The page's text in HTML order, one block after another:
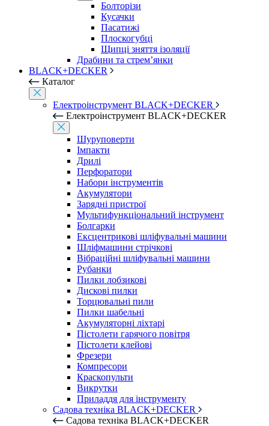
Болторізи
Кусачки
Пасатижі
Плоскогубці
Щипці зняття ізоляції
Драбини та стрем’янки
BLACK+DECKER
Каталог
Електроінструмент BLACK+DECKER
Електроінструмент BLACK+DECKER
Шуруповерти
Імпакти
Дрилі
Перфоратори
Набори інструментів
Акумулятори
Зарядні пристрої
Мультифункціональний інструмент
Болгарки
Ексцентрикові шліфувальні машини
Шліфмашини стрічкові
Вібраційні шліфувальні машини
Рубанки
Пилки лобзикові
Дискові пилки
Торцювальні пили
Пилки шабельні
Акумуляторні ліхтарі
Пістолети гарячого повітря
Пістолети клейові
Фрезери
Компресори
Краскопульти
Викрутки
Приладдя для інструменту
Садова техніка BLACK+DECKER
Садова техніка BLACK+DECKER